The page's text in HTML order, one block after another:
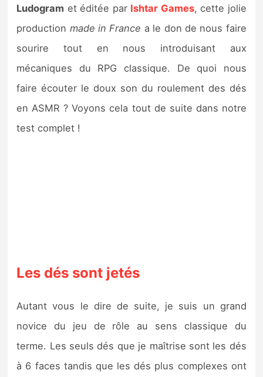
Sorties de jeux
Bons plans
Ludogram et éditée par Ishtar Games, cette jolie
production made in France a le don de nous faire
sourire tout en nous introduisant aux
mécaniques du RPG classique. De quoi nous
faire écouter le doux son du roulement des dés
en ASMR ? Voyons cela tout de suite dans notre
test complet !
Les dés sont jetés
Autant vous le dire de suite, je suis un grand
novice du jeu de rôle au sens classique du
terme. Les seuls dés que je maîtrise sont les dés
à 6 faces tandis que les dés plus complexes ont